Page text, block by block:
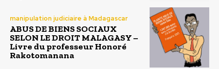
manipulation judiciaire à Madagascar
ABUS DE BIENS SOCIAUX
SELON LE DROIT MALAGASY –
Livre du professeur Honoré
Rakotomanana